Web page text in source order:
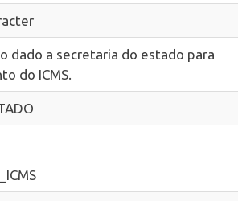
dado a secretaria do estado para
do ICMS.